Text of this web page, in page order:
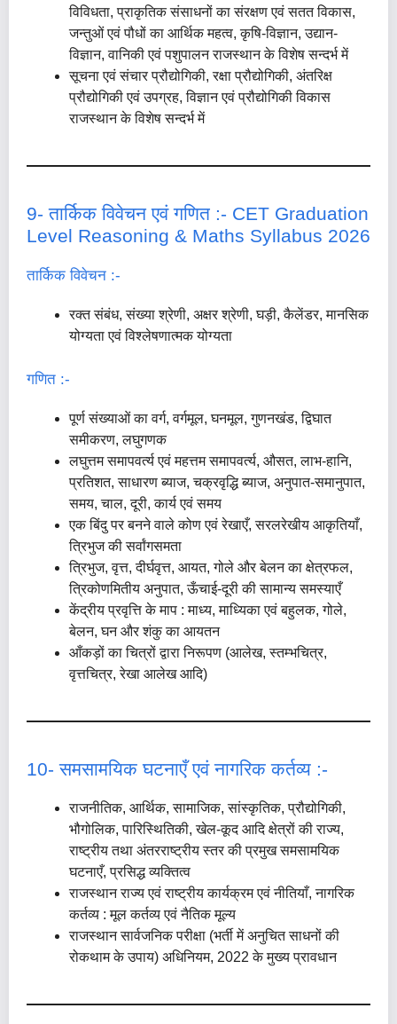
विविधता, प्राकृतिक संसाधनों का संरक्षण एवं सतत विकास,
जन्तुओं एवं पौधों का आर्थिक महत्व, कृषि-विज्ञान, उद्यान-
विज्ञान, वानिकी एवं पशुपालन राजस्थान के विशेष सन्दर्भ में
सूचना एवं संचार प्रौद्योगिकी, रक्षा प्रौद्योगिकी, अंतरिक्ष
प्रौद्योगिकी एवं उपग्रह, विज्ञान एवं प्रौद्योगिकी विकास
राजस्थान के विशेष सन्दर्भ में
9- तार्किक विवेचन एवं गणित :- CET Graduation
Level Reasoning & Maths Syllabus 2026
तार्किक विवेचन :-
रक्त संबंध, संख्या श्रेणी, अक्षर श्रेणी, घड़ी, कैलेंडर, मानसिक
योग्यता एवं विश्लेषणात्मक योग्यता
गणित :-
पूर्ण संख्याओं का वर्ग, वर्गमूल, घनमूल, गुणनखंड, द्विघात
समीकरण, लघुगणक
लघुत्तम समापवर्त्य एवं महत्तम समापवर्त्य, औसत, लाभ-हानि,
प्रतिशत, साधारण ब्याज, चक्रवृद्धि ब्याज, अनुपात-समानुपात,
समय, चाल, दूरी, कार्य एवं समय
एक बिंदु पर बनने वाले कोण एवं रेखाएँ, सरलरेखीय आकृतियाँ,
त्रिभुज की सर्वांगसमता
त्रिभुज, वृत्त, दीर्घवृत्त, आयत, गोले और बेलन का क्षेत्रफल,
त्रिकोणमितीय अनुपात, ऊँचाई-दूरी की सामान्य समस्याएँ
केंद्रीय प्रवृत्ति के माप : माध्य, माध्यिका एवं बहुलक, गोले,
बेलन, घन और शंकु का आयतन
आँकड़ों का चित्रों द्वारा निरूपण (आलेख, स्तम्भचित्र,
वृत्तचित्र, रेखा आलेख आदि)
10- समसामयिक घटनाएँ एवं नागरिक कर्तव्य :-
राजनीतिक, आर्थिक, सामाजिक, सांस्कृतिक, प्रौद्योगिकी,
भौगोलिक, पारिस्थितिकी, खेल-कूद आदि क्षेत्रों की राज्य,
राष्ट्रीय तथा अंतरराष्ट्रीय स्तर की प्रमुख समसामयिक
घटनाएँ, प्रसिद्ध व्यक्तित्व
राजस्थान राज्य एवं राष्ट्रीय कार्यक्रम एवं नीतियाँ, नागरिक
कर्तव्य : मूल कर्तव्य एवं नैतिक मूल्य
राजस्थान सार्वजनिक परीक्षा (भर्ती में अनुचित साधनों की
रोकथाम के उपाय) अधिनियम, 2022 के मुख्य प्रावधान